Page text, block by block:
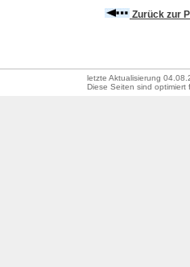
Zurück zur
letzte Aktualisierung
Diese Seiten sind